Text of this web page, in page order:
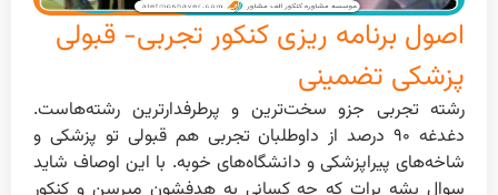
اصول برنامه ریزی کنکور تجربی- قبولی
پزشکی تضمینی
رشته تجربی جزو سخت‌ترین و پرطرفدارترین رشته‌هاست.
دغدغه ۹۰ درصد از داوطلبان تجربی هم قبولی تو پزشکی و
شاخه‌های پیراپزشکی و دانشگاه‌های خوبه. با این اوصاف شاید